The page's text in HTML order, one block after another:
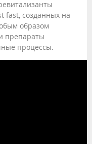
fast, созданных на
образом
препараты
процессы.